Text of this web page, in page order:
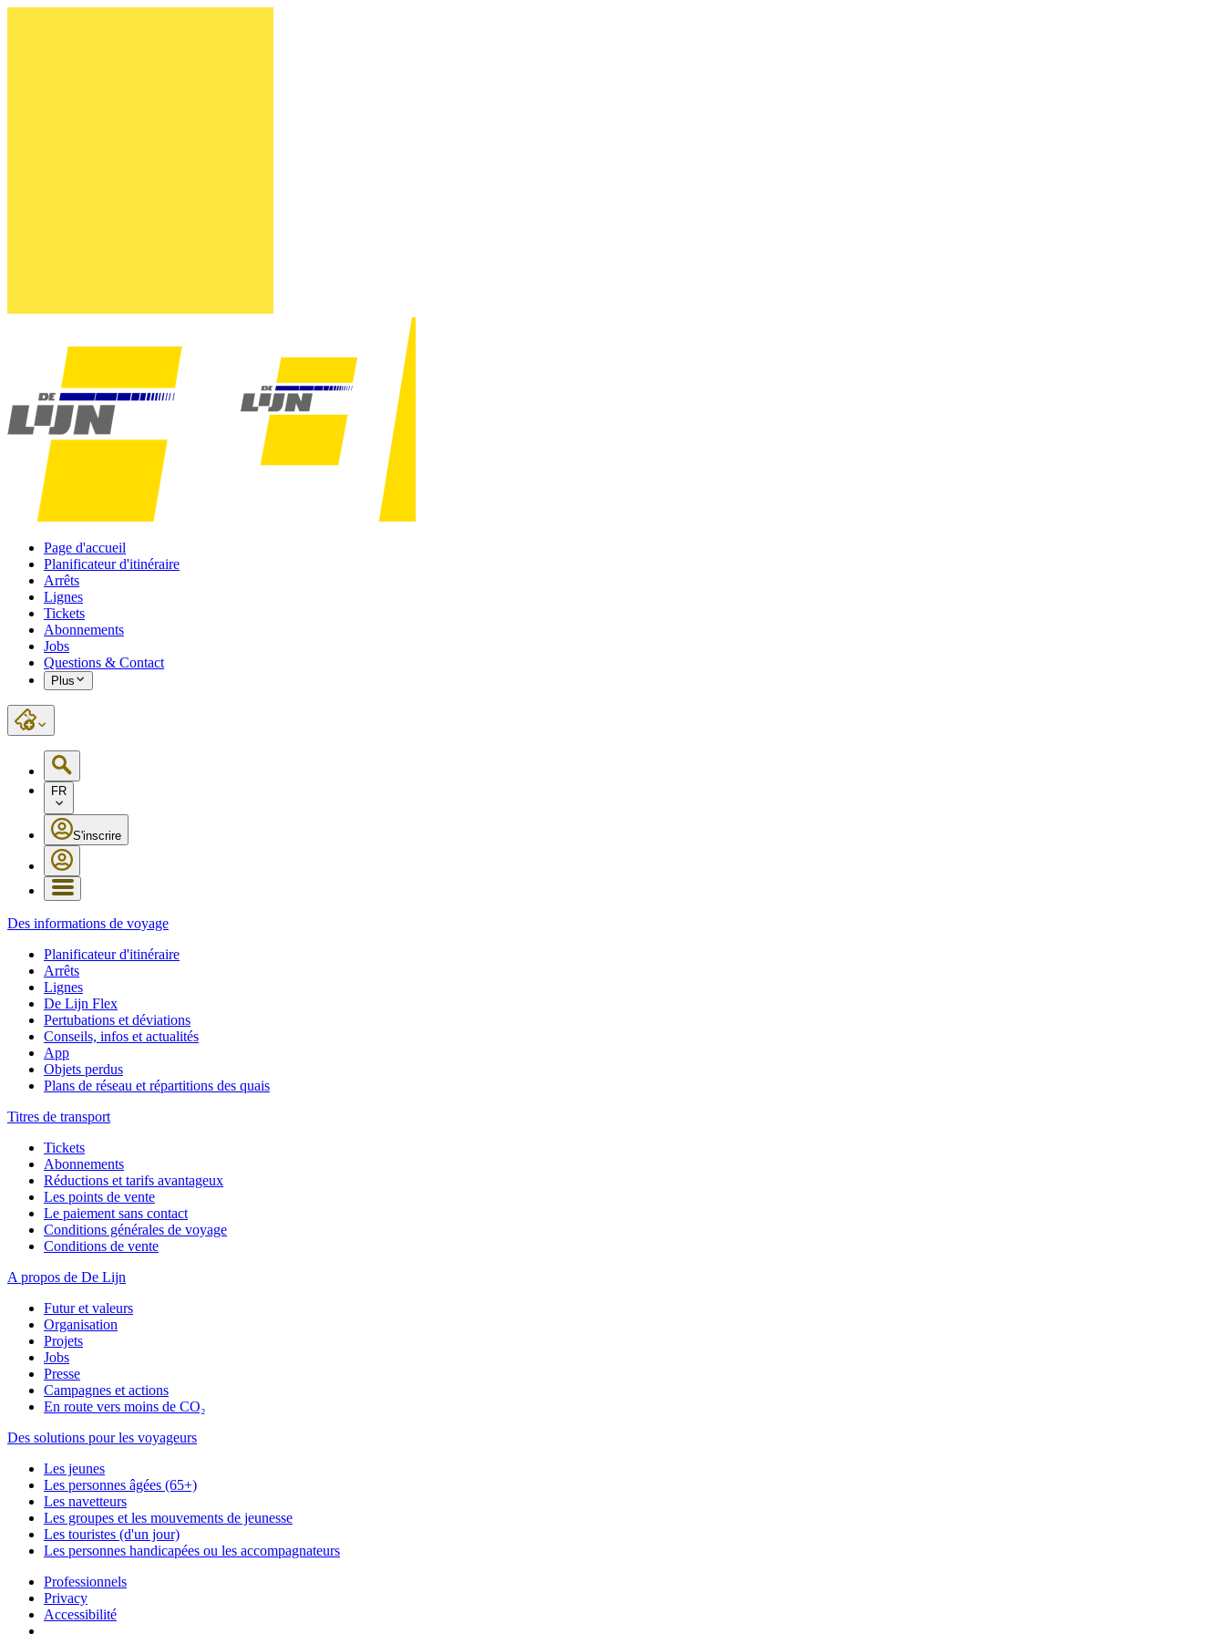
Page d'accueil
Planificateur d'itinéraire
Arrêts
Lignes
Tickets
Abonnements
Jobs
Questions & Contact
Plus
FR
S'inscrire
Des informations de voyage
Planificateur d'itinéraire
Arrêts
Lignes
De Lijn Flex
Pertubations et déviations
Conseils, infos et actualités
App
Objets perdus
Plans de réseau et répartitions des quais
Titres de transport
Tickets
Abonnements
Réductions et tarifs avantageux
Les points de vente
Le paiement sans contact
Conditions générales de voyage
Conditions de vente
A propos de De Lijn
Futur et valeurs
Organisation
Projets
Jobs
Presse
Campagnes et actions
En route vers moins de CO₂
Des solutions pour les voyageurs
Les jeunes
Les personnes âgées (65+)
Les navetteurs
Les groupes et les mouvements de jeunesse
Les touristes (d'un jour)
Les personnes handicapées ou les accompagnateurs
Professionnels
Privacy
Accessibilité